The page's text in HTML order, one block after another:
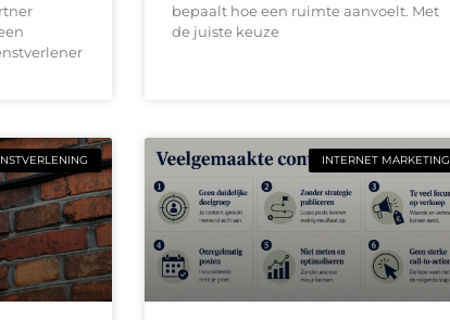
bepaalt hoe een ruimte aanvoelt. Met
de juiste keuze
INTERNET MARKETING